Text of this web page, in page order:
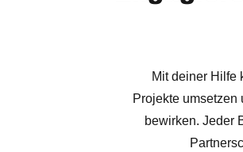
Mit deiner Hilfe
Projekte umsetzen
bewirken. Jeder